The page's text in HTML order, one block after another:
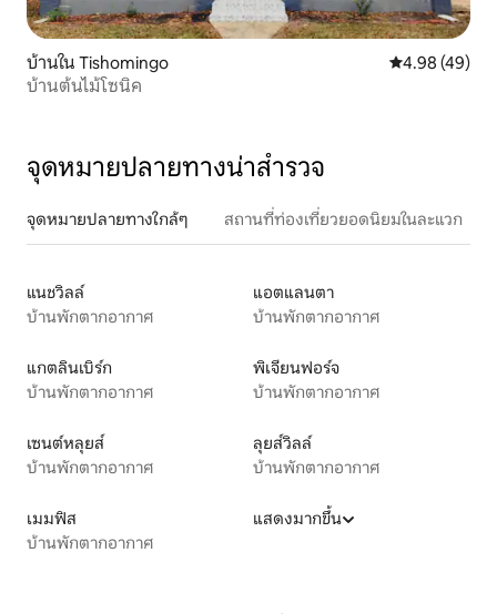
บ้านใน Tishomingo คะแนนเฉลี่ย
4.98 (49)
บ้านต้นไม้โซนิค
จุดหมายปลายทางน่าสำรวจ
จุดหมายปลายทางใกล้ๆ สถานที่ท่องเที่ยวยอดนิยมในละแวก
แนชวิลล์
บ้านพักตากอากาศ
แอตแลนตา
บ้านพักตากอากาศ
แกตลินเบิร์ก
บ้านพักตากอากาศ
พิเจียนฟอร์จ
บ้านพักตากอากาศ
เซนต์หลุยส์
บ้านพักตากอากาศ
ลุยส์วิลล์
บ้านพักตากอากาศ
เมมฟิส
บ้านพักตากอากาศ
แสดงมากขึ้น